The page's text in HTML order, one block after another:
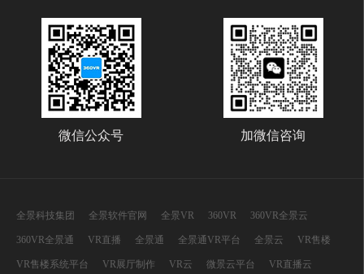
微信公众号 加微信咨询
全景科技集团 全景软件官网 全景VR 360VR 360VR全景云
360VR全景通 VR直播 全景通 全景通VR平台 全景云 VR售楼
VR售楼系统平台 VR展厅制作 VR云 微景云平台 VR直播云